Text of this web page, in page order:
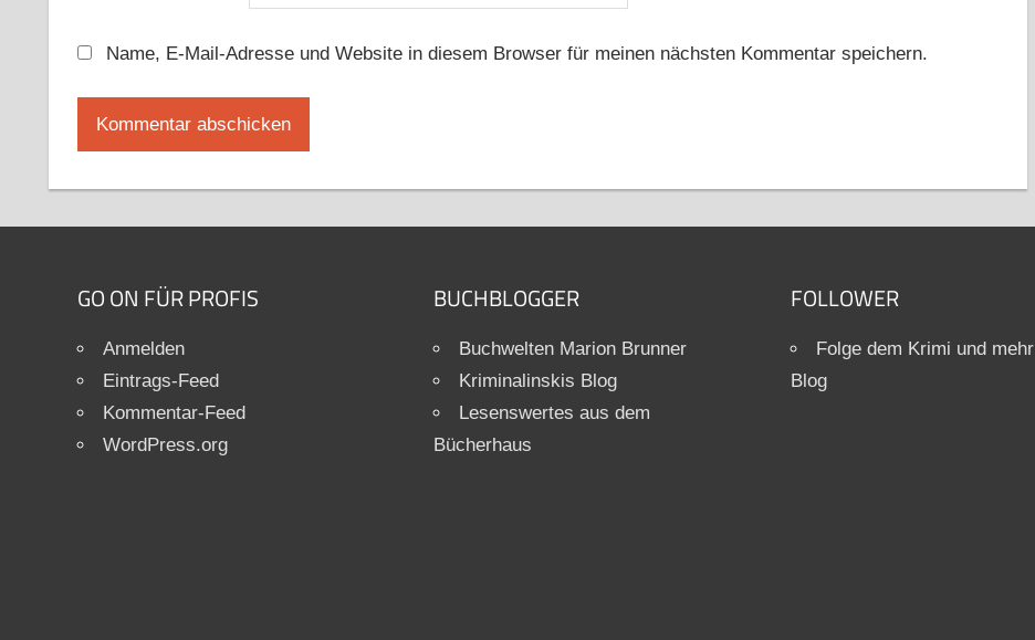
Name, E-Mail-Adresse und Website in diesem Browser für meinen nächsten Kommentar speichern.
GO ON FÜR PROFIS
Anmelden
Eintrags-Feed
Kommentar-Feed
WordPress.org
BUCHBLOGGER
Buchwelten Marion Brunner
Kriminalinskis Blog
Lesenswertes aus dem
Bücherhaus
FOLLOWER
Folge dem Krimi und mehr
Blog